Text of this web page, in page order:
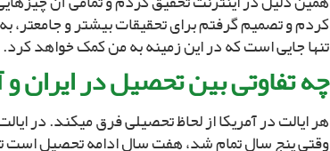
کردم و تصمیم گرفتم براى تحقیقات بیشتر و جامع‏تر،
تنها جایى است که در این زمینه به من کمک خواهد کرد.
چه تفاوتى بین تحصیل در ایران و
هر ایالت در آمریکا از لحاظ تحصیلى فرق مى‏کند. در
وقتى پنج سال تمام شد، هفت سال ادامه تحصیل است